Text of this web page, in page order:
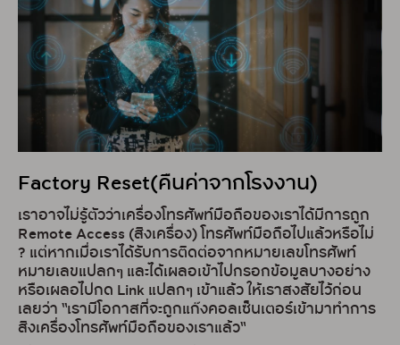
Factory Reset(คืนค่าจากโรงงาน)
เราอาจไม่รู้ตัวว่าเครื่องโทรศัพท์มือถือของเราได้มีการถูก
Remote Access (สิงเครื่อง) โทรศัพท์มือถือไปแล้วหรือไม่
? แต่หากเมื่อเราได้รับการติดต่อจากหมายเลขโทรศัพท์
หมายเลขแปลกๆ และได้เผลอเข้าไปกรอกข้อมูลบางอย่าง
หรือเผลอไปกด Link แปลกๆ เข้าแล้ว ให้เราสงสัยไว้ก่อน
เลยว่า “เรามีโอกาสที่จะถูกแก๊งคอลเซ็นเตอร์เข้ามาทำการ
สิงเครื่องโทรศัพท์มือถือของเราแล้ว“